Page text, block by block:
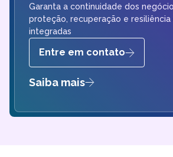
Garanta a continuidade dos
proteção, recuperação e
integradas
Entre em contato
Saiba mais